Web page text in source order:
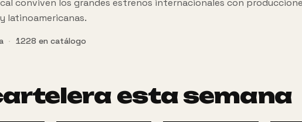
conviven los grandes estrenos internacionales con
latinoamericanas.
· 1228 en catálogo
esta semana